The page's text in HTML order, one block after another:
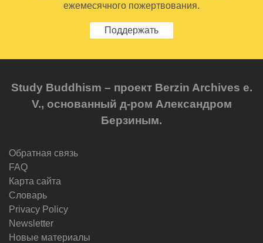
ежемесячного пожертвования.
Поддержать
Study Buddhism – проект Berzin Archives e.
V., основанный д-ром Александром
Берзиным.
Обратная связь
FAQ
Карта сайта
Словарь
Privacy Policy
Newsletter
Новые материалы